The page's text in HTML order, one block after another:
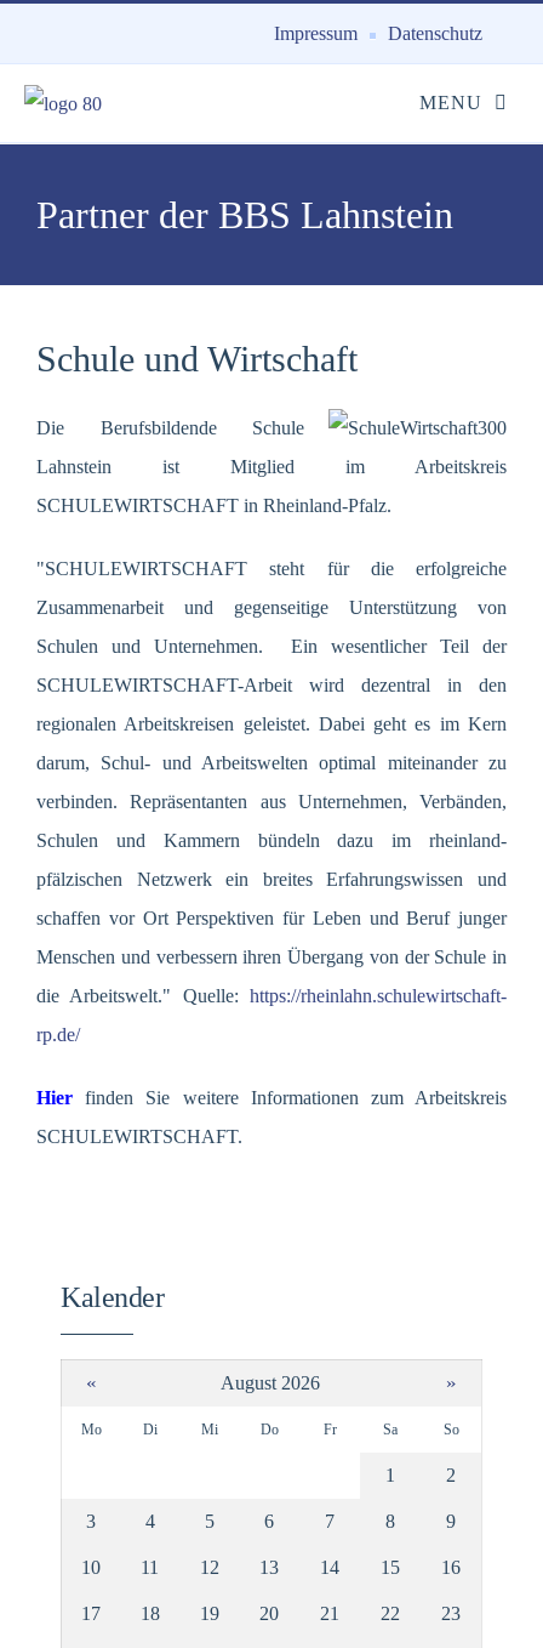
Impressum Datenschutz
Partner der BBS Lahnstein
Schule und Wirtschaft
Die Berufsbildende Schule
Lahnstein ist Mitglied im Arbeitskreis
SCHULEWIRTSCHAFT in Rheinland-Pfalz.
"SCHULEWIRTSCHAFT steht für die erfolgreiche
Zusammenarbeit und gegenseitige Unterstützung von
Schulen und Unternehmen. Ein wesentlicher Teil der
SCHULEWIRTSCHAFT-Arbeit wird dezentral in den
regionalen Arbeitskreisen geleistet. Dabei geht es im Kern
darum, Schul- und Arbeitswelten optimal miteinander zu
verbinden. Repräsentanten aus Unternehmen, Verbänden,
Schulen und Kammern bündeln dazu im rheinland-
pfälzischen Netzwerk ein breites Erfahrungswissen und
schaffen vor Ort Perspektiven für Leben und Beruf junger
Menschen und verbessern ihren Übergang von der Schule in
die Arbeitswelt." Quelle: https://rheinlahn.schulewirtschaft-
rp.de/
Hier finden Sie weitere Informationen zum Arbeitskreis
SCHULEWIRTSCHAFT.
Kalender
« August 2026 »
Mo Di Mi Do Fr Sa So
1 2
3 4 5 6 7 8 9
10 11 12 13 14 15 16
17 18 19 20 21 22 23